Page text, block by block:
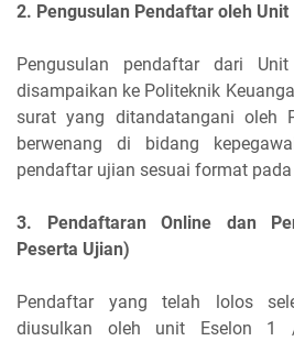
2. Pengusulan Pendaftar oleh Unit
Pengusulan pendaftar dari
disampaikan ke Politeknik
surat yang ditandatangani oleh
berwenang di bidang
pendaftar ujian sesuai format
3. Pendaftaran Online dan
Peserta Ujian)
Pendaftar yang telah lolos
diusulkan oleh unit Eselon 1